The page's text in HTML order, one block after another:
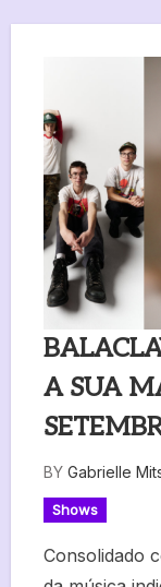
A SUA
BY Gabrielle
Shows
Consolidado